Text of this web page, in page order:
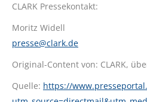
CLARK Pressekontakt:
Moritz Widell
presse@clark.de
Original-Content von: CLARK,
Quelle: https://